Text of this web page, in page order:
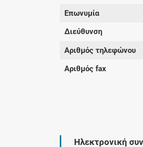
Επωνυμία
Διεύθυνση
Αριθμός τηλεφώνου
Αριθμός fax
Ηλεκτρονική